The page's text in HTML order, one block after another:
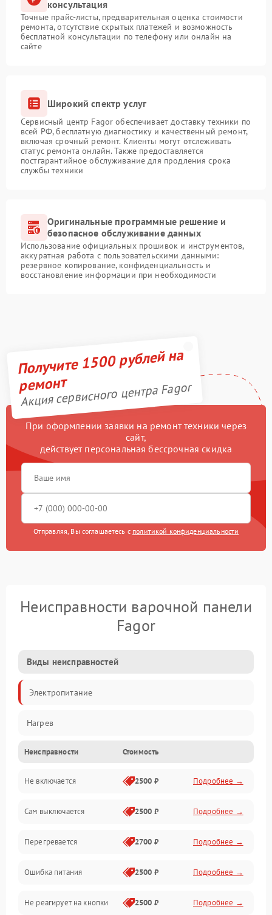
консультация
Точные прайс-листы, предварительная оценка стоимости
ремонта, отсутствие скрытых платежей и возможность
бесплатной консультации по телефону или онлайн на
сайте
Широкий спектр услуг
Сервисный центр Fagor обеспечивает доставку техники по
всей РФ, бесплатную диагностику и качественный ремонт,
включая срочный ремонт. Клиенты могут отслеживать
статус ремонта онлайн. Также предоставляется
постгарантийное обслуживание для продления срока
службы техники
Оригинальные программные решение и
безопасное обслуживание данных
Использование официальных прошивок и инструментов,
аккуратная работа с пользовательскими данными:
резервное копирование, конфиденциальность и
восстановление информации при необходимости
Получите 1500 рублей на
ремонт
Акция сервисного центра Fagor
При оформлении заявки на ремонт техники через
сайт,
действует персональная бессрочная скидка
Отправляя, Вы соглашаетесь с политикой конфиденциальности
Неисправности варочной панели
Fagor
Виды неисправностей
Электропитание
Нагрев
Неисправности Стоимость
Не включается 2500 ₽ Подробнее →
Сам выключается 2500 ₽ Подробнее →
Перегревается 2700 ₽ Подробнее →
Ошибка питания 2500 ₽ Подробнее →
Не реагирует на кнопки 2500 ₽ Подробнее →